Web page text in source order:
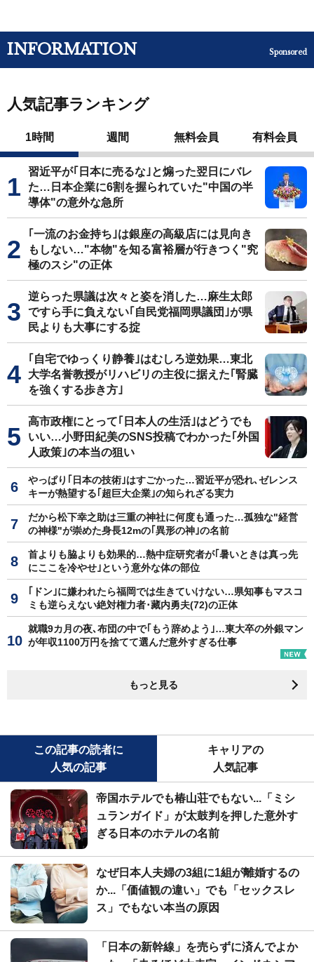
INFORMATION Sponsored
人気記事ランキング
1時間 週間 無料会員 有料会員
習近平が｢日本に売るな｣と煽った翌日にバレ
た…日本企業に6割を握られていた"中国の半
導体"の意外な急所
｢一流のお金持ち｣は銀座の高級店には見向き
もしない…"本物"を知る富裕層が行きつく"究
極のスシ"の正体
逆らった県議は次々と姿を消した…麻生太郎
ですら手に負えない｢自民党福岡県議団｣が県
民よりも大事にする掟
｢自宅でゆっくり静養｣はむしろ逆効果…東北
大学名誉教授がリハビリの主役に据えた｢腎臓
を強くする歩き方｣
高市政権にとって｢日本人の生活｣はどうでも
いい…小野田紀美のSNS投稿でわかった｢外国
人政策｣の本当の狙い
やっぱり｢日本の技術｣はすごかった…習近平が恐れ､ゼレンス
キーが熱望する｢超巨大企業｣の知られざる実力
だから松下幸之助は三重の神社に何度も通った…孤独な"経営
の神様"が崇めた身長12mの｢異形の神｣の名前
首よりも脇よりも効果的…熱中症研究者が｢暑いときは真っ先
にここを冷やせ｣という意外な体の部位
｢ドン｣に嫌われたら福岡では生きていけない…県知事もマスコ
ミも逆らえない絶対権力者･藏内勇夫(72)の正体
就職9カ月の夜､布団の中で｢もう辞めよう｣…東大卒の外銀マン
が年収1100万円を捨てて選んだ意外すぎる仕事
もっと見る
この記事の読者に
人気の記事
キャリアの
人気記事
帝国ホテルでも椿山荘でもない...「ミシ
ュランガイド」が太鼓判を押した意外す
ぎる日本のホテルの名前
なぜ日本人夫婦の3組に1組が離婚するの
か...「価値観の違い」でも「セックスレ
ス」でもない本当の原因
「日本の新幹線」を売らずに済んでよか